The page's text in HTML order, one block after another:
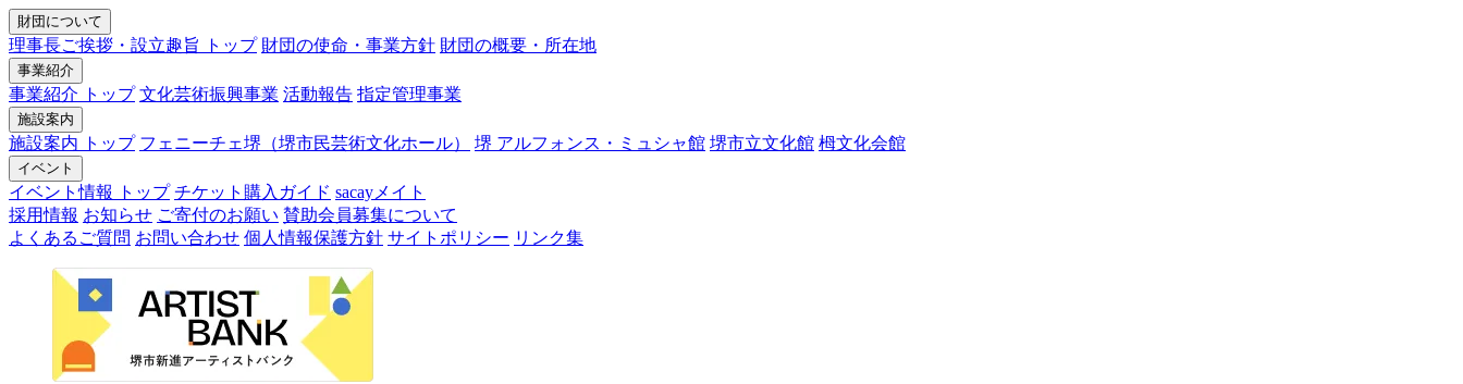
財団について
理事長ご挨拶・設立趣旨 トップ 財団の使命・事業方針 財団の概要・所在地
事業紹介
事業紹介 トップ 文化芸術振興事業 活動報告 指定管理事業
施設案内
施設案内 トップ フェニーチェ堺（堺市民芸術文化ホール） 堺 アルフォンス・ミュシャ館 堺市立文化館 栂文化会館
イベント
イベント情報 トップ チケット購入ガイド sacayメイト
採用情報 お知らせ ご寄付のお願い 賛助会員募集について
よくあるご質問 お問い合わせ 個人情報保護方針 サイトポリシー リンク集